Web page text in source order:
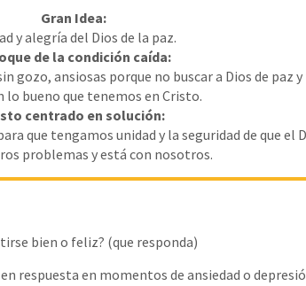
Gran Idea:
y alegría del Dios de la paz.
de la condición caída:
gozo, ansiosas porque no buscar a Dios de paz
lo bueno que tenemos en Cristo.
centrado en solución:
que tengamos unidad y la seguridad de que el
problemas y está con nosotros.
bien o feliz? (que responda)
respuesta en momentos de ansiedad o